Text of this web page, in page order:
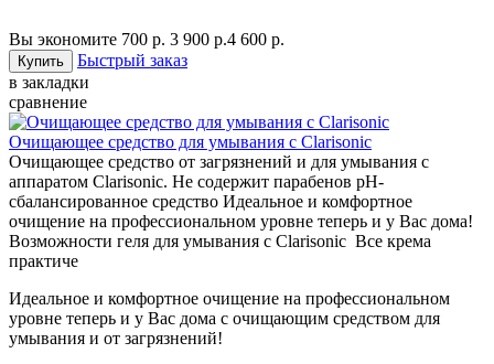
Вы экономите 700 р. 3 900 р.4 600 р.
Быстрый заказ
в закладки
сравнение
Очищающее средство для умывания с Clarisonic
Очищающее средство от загрязнений и для умывания с
аппаратом Clarisonic. Не содержит парабенов pH-
сбалансированное средство Идеальное и комфортное
очищение на профессиональном уровне теперь и у Вас дома!
Возможности геля для умывания с Clarisonic Все крема
практиче
Идеальное и комфортное очищение на профессиональном
уровне теперь и у Вас дома с очищающим средством для
умывания и от загрязнений!